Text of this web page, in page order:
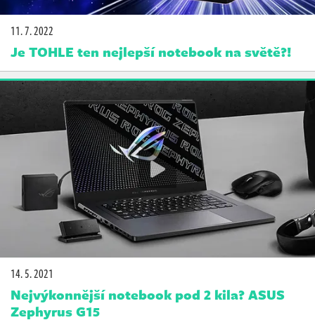
11. 7. 2022
Je TOHLE ten nejlepší notebook na světě?!
14. 5. 2021
Nejvýkonnější notebook pod 2 kila? ASUS
Zephyrus G15